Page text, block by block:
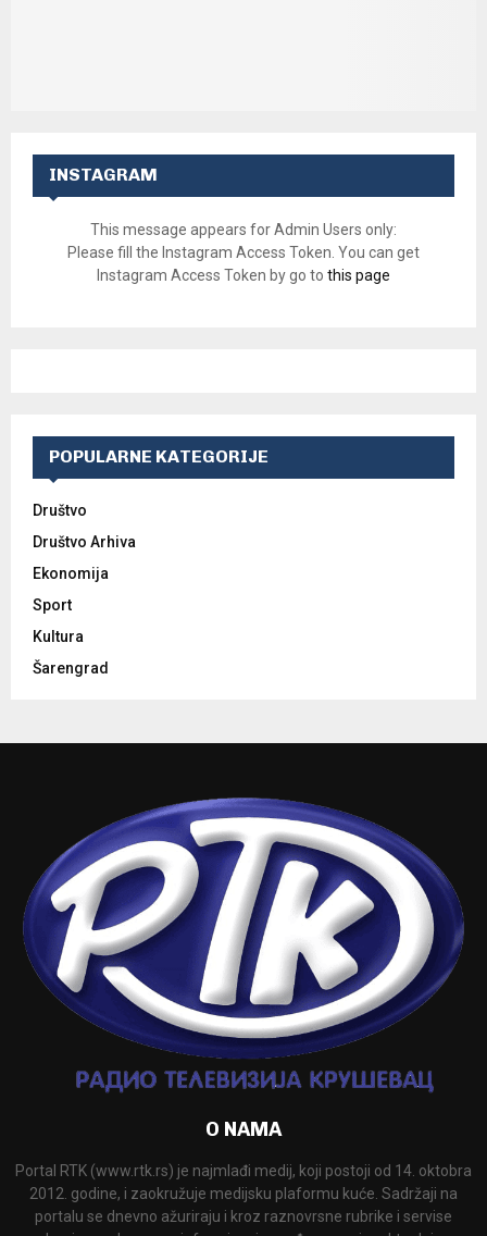
INSTAGRAM
This message appears for Admin Users only:
Please fill the Instagram Access Token. You can get
Instagram Access Token by go to this page
POPULARNE KATEGORIJE
Društvo
Društvo Arhiva
Ekonomija
Sport
Kultura
Šarengrad
O NAMA
Portal RTK (www.rtk.rs) je najmlađi medij, koji postoji od 14. oktobra
2012. godine, i zaokružuje medijsku plaformu kuće. Sadržaji na
portalu se dnevno ažuriraju i kroz raznovrsne rubrike i servise